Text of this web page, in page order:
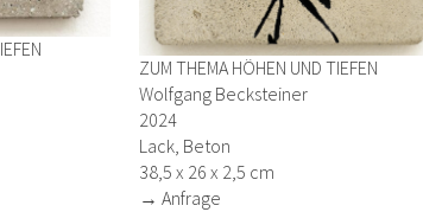
ZUM THEMA HÖHEN UND TIEFEN
Wolfgang Becksteiner
2024
Lack, Beton
38,5 x 26 x 2,5 cm
→ Anfrage